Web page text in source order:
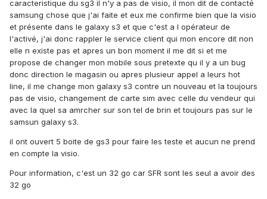
caracteristique du sg3 il n'y a pas de visio, il mon dit de contacté
samsung chose que j'ai faite et eux me confirme bien que la visio
et présente dans le galaxy s3 et que c'est a l opérateur de
l'activé, j'ai donc rappler le service client qui mon encore dit non
elle n existe pas et apres un bon moment il me dit si et me
propose de changer mon mobile sous pretexte qu il y a un bug
donc direction le magasin ou apres plusieur appel a leurs hot
line, il me change mon galaxy s3 contre un nouveau et la toujours
pas de visio, changement de carte sim avec celle du vendeur qui
avec la quel sa amrcher sur son tel de brin et toujours pas sur le
samsun galaxy s3.
il ont ouvert 5 boite de gs3 pour faire les teste et aucun ne prend
en compte la visio.
Pour information, c'est un 32 go car SFR sont les seul a avoir des
32 go